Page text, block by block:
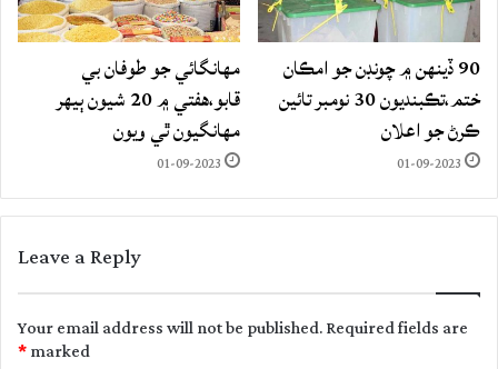
90 ڏينهن ۾ چونڊن جو امڪان
ختم،تڪبنديون 30 نومبر تائين
ڪرڻ جو اعلان
01-09-2023
مهانگائي جو طوفان بي
قابو،هفتي ۾ 20 شيون ٻيهر
مهانگيون ٿي ويون
01-09-2023
Leave a Reply
Your email address will not be published.Required fields are
marked
*